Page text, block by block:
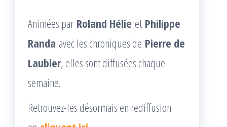
Animées par Roland Hélie et Philippe
Randa avec les chroniques de Pierre de
Laubier, elles sont diffusées chaque
semaine.
Retrouvez-les désormais en rediffusion